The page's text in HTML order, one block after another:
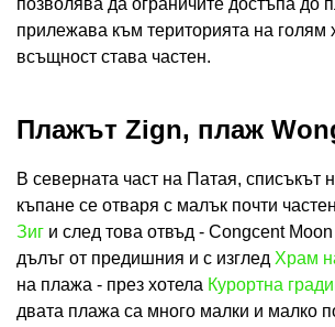
позволява да ограничите достъпа до
прилежава към територията на голям
всъщност става частен.
Плажът Zign, плаж
В северната част на Патая, списъкът
къпане се отваря с малък почти
Зиг и след това отвъд - Congcent
дълъг от предишния и с изглед Храм
на плажа - през хотела Курортна
двата плажа са много малки и малко